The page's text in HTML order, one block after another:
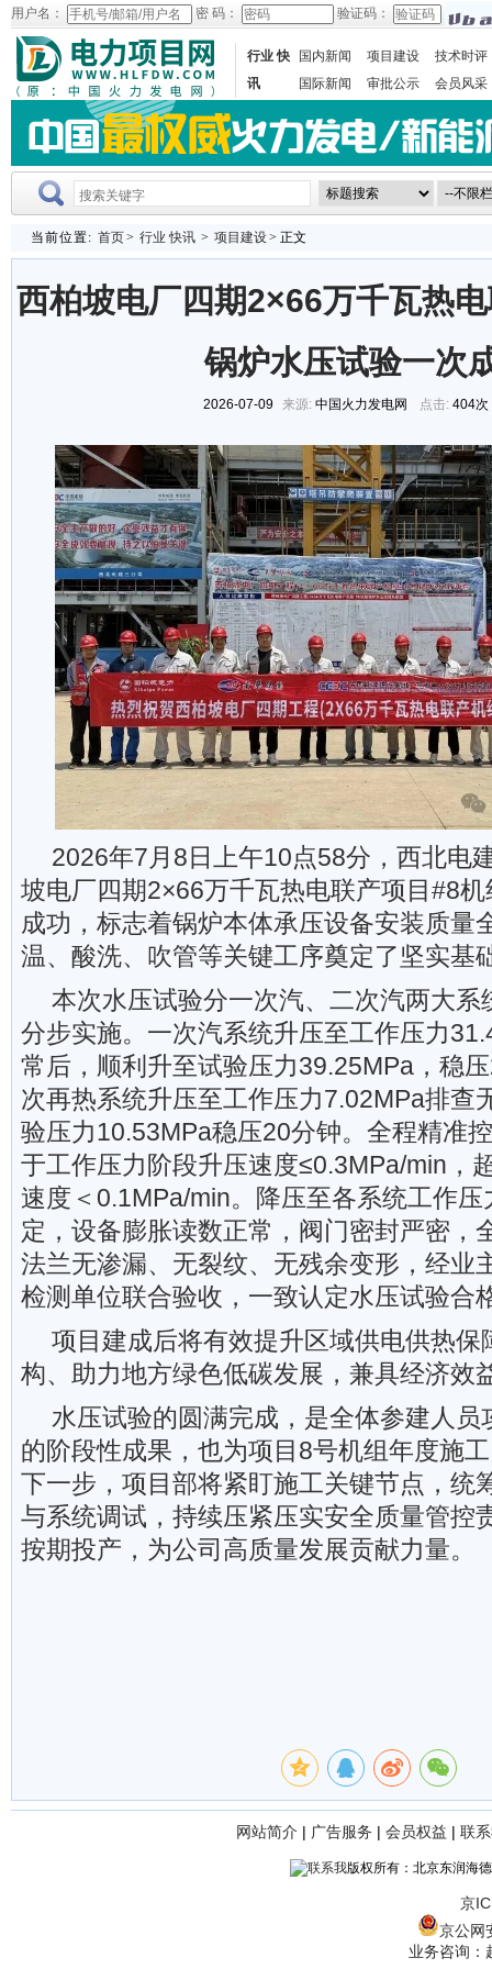
用户名： 密 码： 验证码：
行业 快
讯
国内新闻 项目建设
技术时评
国际新闻
审批公示 会员风采
当前位置: 首页> 行业 快讯 > 项目建设> 正文
西柏坡电厂四期2×66万千瓦热
锅炉水压试验一次
2026-07-09 来源: 中国火力发电网 点击: 404次
2026年7月8日上午10点58分，西北电
坡电厂四期2×66万千瓦热电联产项目#8
成功，标志着锅炉本体承压设备安装质量
温、酸洗、吹管等关键工序奠定了坚实基
本次水压试验分一次汽、二次汽两大系
分步实施。一次汽系统升压至工作压力
常后，顺利升至试验压力39.25MPa，稳
次再热系统升压至工作压力7.02MPa排查
验压力10.53MPa稳压20分钟。全程精准
于工作压力阶段升压速度≤0.3MPa/min，
速度＜0.1MPa/min。降压至各系统工作
定，设备膨胀读数正常，阀门密封严密，
法兰无渗漏、无裂纹、无残余变形，经业
检测单位联合验收，一致认定水压试验合
项目建成后将有效提升区域供电供热保
构、助力地方绿色低碳发展，兼具经济效
水压试验的圆满完成，是全体参建人员
的阶段性成果，也为项目8号机组年度施
下一步，项目部将紧盯施工关键节点，统
与系统调试，持续压紧压实安全质量管控
按期投产，为公司高质量发展贡献力量。
网站简介 | 广告服务 | 会员权益 | 联
版权所有：北京东润海
京
京公网
业务咨询：